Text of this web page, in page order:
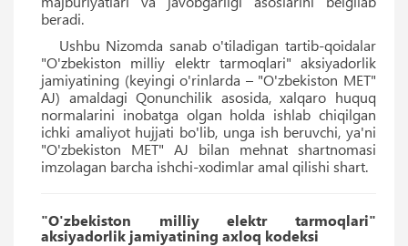
beradi.
Ushbu Nizomda sanab o'tiladigan tartib-qoidalar
"O'zbekiston milliy elektr tarmoqlari" aksiyadorlik
jamiyatining (keyingi o'rinlarda – "O'zbekiston MET"
AJ) amaldagi Qonunchilik asosida, xalqaro huquq
normalarini inobatga olgan holda ishlab chiqilgan
ichki amaliyot hujjati bo'lib, unga ish beruvchi, ya'ni
"O'zbekiston MET" AJ bilan mehnat shartnomasi
imzolagan barcha ishchi-xodimlar amal qilishi shart.
"O'zbekiston milliy elektr tarmoqlari"
aksiyadorlik jamiyatining axloq kodeksi